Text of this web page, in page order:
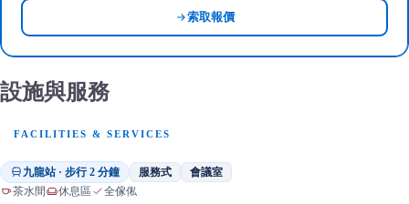
索取報價
設施與服務
FACILITIES & SERVICES
九龍站 · 步行 2 分鐘 服務式 會議室
茶水間 休息區 全傢俬